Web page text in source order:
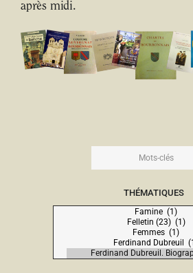
après midi.
THÉMATIQUES